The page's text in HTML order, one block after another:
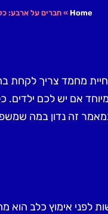
Home
»חברים על ארבע:
חיית מחמד צריך
אם יש לכם ילדים.
זה נדון במה
לפני אימוץ כלב הוא